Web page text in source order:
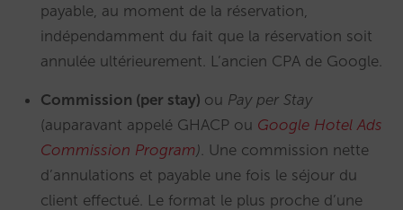
payable, au moment de la réservation,
indépendamment du fait que la réservation soit
annulée ultérieurement. L’ancien CPA de Google.
Commission (per stay) ou Pay per Stay
(auparavant appelé GHACP ou Google Hotel Ads
Commission Program) . Une commission nette
d’annulations et payable une fois le séjour du
client effectué. Le format le plus proche d’une